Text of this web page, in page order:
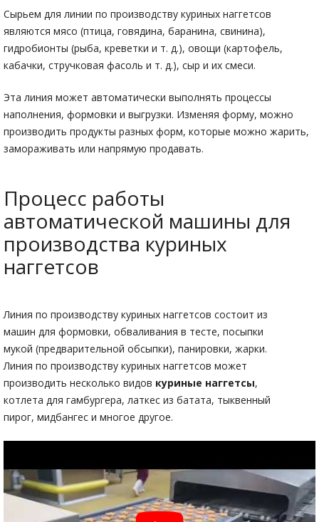
Сырьем для линии по производству куриных наггетсов
являются мясо (птица, говядина, баранина, свинина),
гидробионты (рыба, креветки и т. д.), овощи (картофель,
кабачки, стручковая фасоль и т. д.), сыр и их смеси.
Эта линия может автоматически выполнять процессы
наполнения, формовки и выгрузки. Изменяя форму, можно
производить продукты разных форм, которые можно жарить,
замораживать или напрямую продавать.
Процесс работы
автоматической машины для
производства куриных
наггетсов
Линия по производству куриных наггетсов состоит из
машин для формовки, обваливания в тесте, посыпки
мукой (предварительной обсыпки), панировки, жарки.
Линия по производству куриных наггетсов может
производить несколько видов куриные наггетсы,
котлета для гамбургера, латкес из батата, тыквенный
пирог, мидбангес и многое другое.